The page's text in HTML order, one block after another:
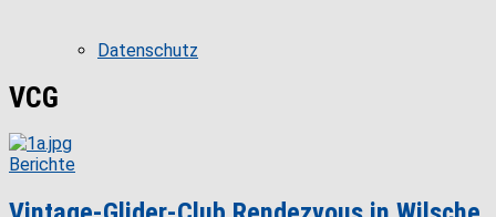
Datenschutz
VCG
Berichte